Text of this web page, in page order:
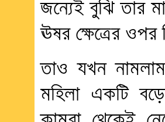
জন্যেই বুঝি তার
ঊষর ক্ষেত্রের ওপর
তাও যখন
মহিলা একটি